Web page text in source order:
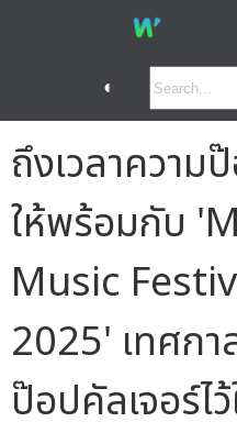
◐
ถึงเวลาควา
ให้พร้อมกับ
Music
2025' เทศก
ป๊อปคัลเจอร์ไ